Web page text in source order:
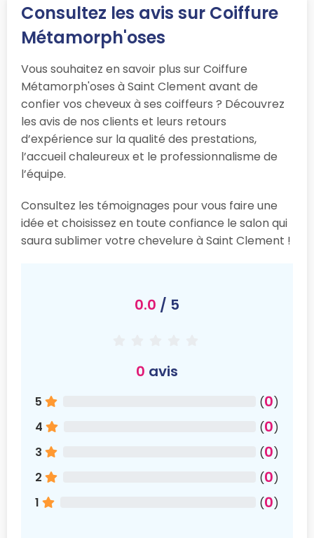
Consultez les avis sur Coiffure
Métamorph'oses
Vous souhaitez en savoir plus sur Coiffure
Métamorph'oses à Saint Clement avant de
confier vos cheveux à ses coiffeurs ? Découvrez
les avis de nos clients et leurs retours
d’expérience sur la qualité des prestations,
l’accueil chaleureux et le professionnalisme de
l’équipe.
Consultez les témoignages pour vous faire une
idée et choisissez en toute confiance le salon qui
saura sublimer votre chevelure à Saint Clement !
0.0 / 5
0 avis
5 (0)
4
(0)
3
(0)
2
(0)
1
(0)